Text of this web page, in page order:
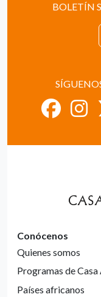
BOLETÍN
Conócenos
Quienes somos
Programas de
Países africanos